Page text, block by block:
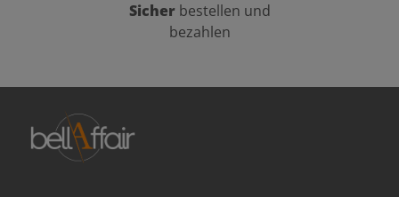
Sicher bestellen und
bezahlen